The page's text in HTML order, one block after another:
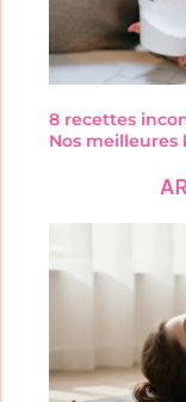
8 recettes
Nos meilleures